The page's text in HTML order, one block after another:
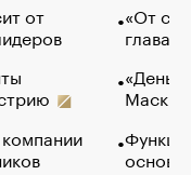
от
«От
глава
Маск в
основ